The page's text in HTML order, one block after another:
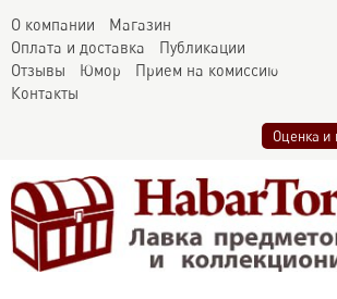
О компании
Магазин
Оплата и доставка
Публикации
Отзывы
Юмор
Прием на комиссию
Контакты
Оценка и